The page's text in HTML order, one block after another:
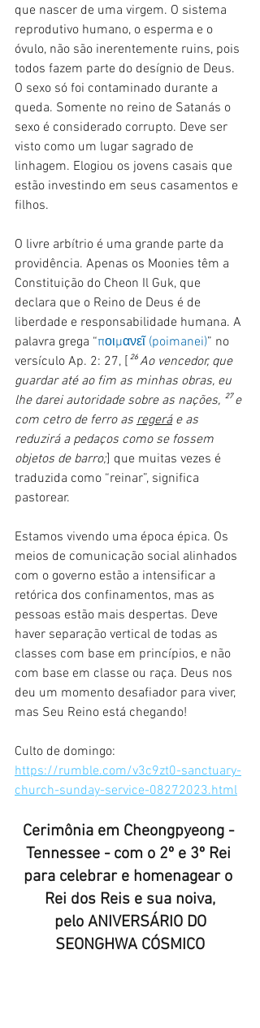
que nascer de uma virgem. O sistema
reprodutivo humano, o esperma e o
óvulo, não são inerentemente ruins, pois
todos fazem parte do desígnio de Deus.
O sexo só foi contaminado durante a
queda. Somente no reino de Satanás o
sexo é considerado corrupto. Deve ser
visto como um lugar sagrado de
linhagem. Elogiou os jovens casais que
estão investindo em seus casamentos e
filhos.
O livre arbítrio é uma grande parte da
providência. Apenas os Moonies têm a
Constituição do Cheon Il Guk, que
declara que o Reino de Deus é de
liberdade e responsabilidade humana. A
palavra grega “ποιμανεῖ (poimanei)” no
versículo Ap. 2: 27, [²⁶ Ao vencedor, que
guardar até ao fim as minhas obras, eu
lhe darei autoridade sobre as nações, ²⁷ e
com cetro de ferro as regerá e as
reduzirá a pedaços como se fossem
objetos de barro;] que muitas vezes é
traduzida como “reinar”, significa
pastorear.
Estamos vivendo uma época épica. Os
meios de comunicação social alinhados
com o governo estão a intensificar a
retórica dos confinamentos, mas as
pessoas estão mais despertas. Deve
haver separação vertical de todas as
classes com base em princípios, e não
com base em classe ou raça. Deus nos
deu um momento desafiador para viver,
mas Seu Reino está chegando!
Culto de domingo:
https://rumble.com/v3c9zt0-sanctuary-
church-sunday-service-08272023.html
Cerimônia em Cheongpyeong -
Tennessee - com o 2º e 3º Rei
para celebrar e homenagear o
Rei dos Reis e sua noiva,
SEONGHWA CÓSMICO